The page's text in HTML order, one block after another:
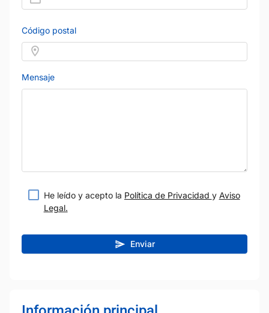
Código postal
Mensaje
He leído y acepto la Política de Privacidad y Aviso
Legal.
Enviar